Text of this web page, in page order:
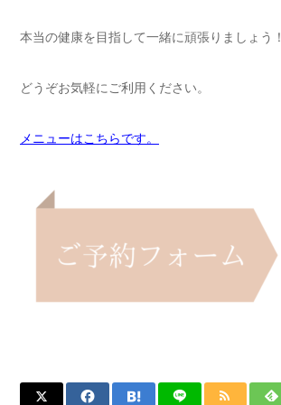
本当の健康を目指して一緒に頑張りましょう！
どうぞお気軽にご利用ください。
メニューはこちらです。